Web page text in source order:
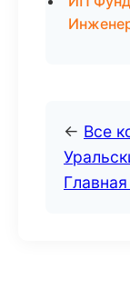
← Все